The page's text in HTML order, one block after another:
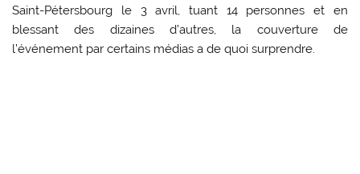
Saint-Pétersbourg le 3 avril, tuant 14 personnes et en
blessant des dizaines d’autres, la couverture de
l’événement par certains médias a de quoi surprendre.